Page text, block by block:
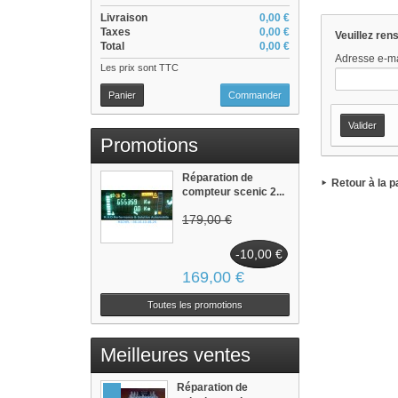
0,00 €
Livraison
0,00 €
Taxes
0,00 €
Total
Les prix sont TTC
Panier Commander
Promotions
Réparation de
compteur scenic 2...
179,00 €
-10,00 €
169,00 €
Toutes les promotions
Meilleures ventes
Réparation de
Veuillez
Adresse e-
Retour à la